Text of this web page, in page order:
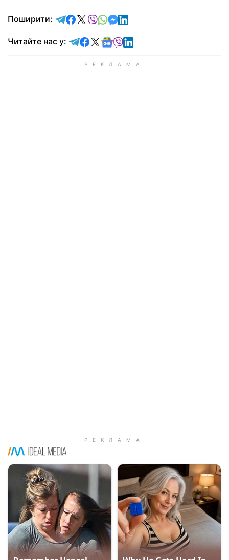
Поширити: відправити у Telegram
поділитись у Facebook
поділитись у X
відправити у Viber
відправити у Whatsapp
відправити у Messenger
відправити у LinkedIn
Читайте нас у: Читайте у Telegram
Читайте у Facebook
Читайте у X
Читайте у Google news
Читайте у Viber
Читайте у LinkedIn